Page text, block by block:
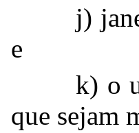
j)
e
k) o
que sejam